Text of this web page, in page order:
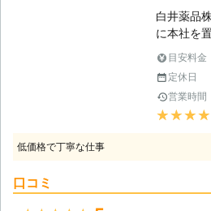
すが、考
網をくぐ
もありま
る必要が
だければ
ので、ハ
りません
白井薬品
に本社を
る会社で
はもちろ
にも出張
ークの軽
で営業し
目安料金
定休日
営業時間
低価格で丁寧な仕事
口コミ